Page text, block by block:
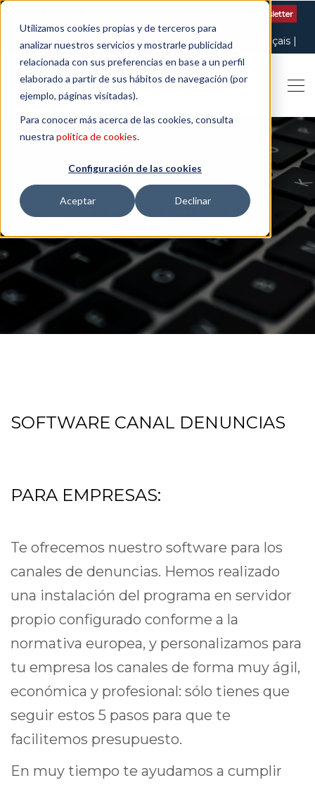
Utilizamos cookies propias y de terceros para
analizar nuestros servicios y mostrarle publicidad
relacionada con sus preferencias en base a un perfil
elaborado a partir de sus hábitos de navegación (por
ejemplo, páginas visitadas).
Para conocer más acerca de las cookies, consulta
nuestra política de cookies.
Configuración de las cookies
Aceptar Declinar
Suscribete a nuestro Newsletter
Español
English Français
Català
Italiano
SOFTWARE CANAL DE
SOFTWARE CANAL DENUNCIAS
PARA EMPRESAS:
Te ofrecemos nuestro software para los
canales de denuncias. Hemos realizado
una instalación del programa en servidor
propio configurado conforme a la
normativa europea, y personalizamos para
tu empresa los canales de forma muy ágil,
económica y profesional: sólo tienes que
seguir estos 5 pasos para que te
facilitemos presupuesto.
En muy tiempo te ayudamos a cumplir